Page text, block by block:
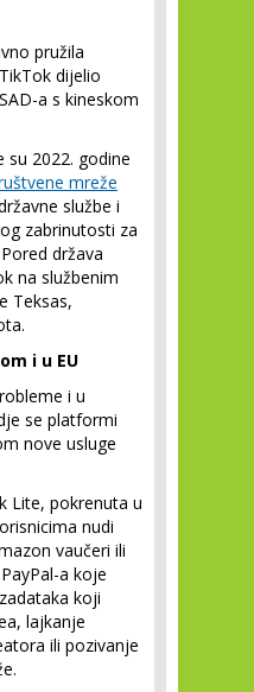
pružila
dijelio
a s kineskom
su 2022. godine
mreže
službe i
zabrinutosti za
država
na službenim
Teksas,
i u EU
i u
se platformi
nove usluge
Lite, pokrenuta u
nudi
vaučeri ili
a koje
koji
lajkanje
ili pozivanje